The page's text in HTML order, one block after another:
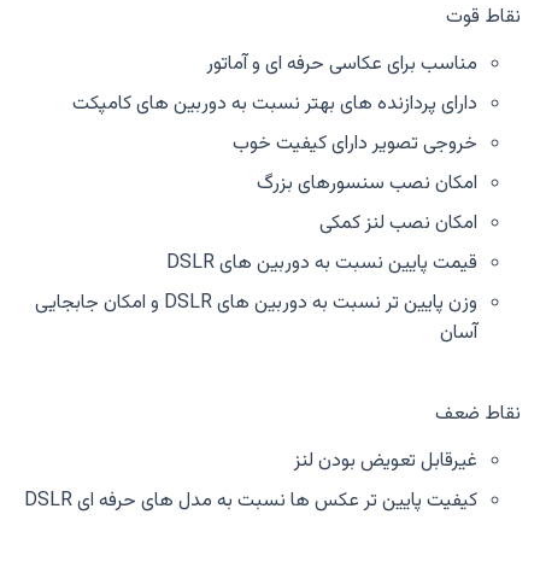
نقاط قوت
مناسب برای عکاسی حرفه ای و آماتور
دارای پردازنده های بهتر نسبت به دوربین های کامپکت
خروجی تصویر دارای کیفیت خوب
امکان نصب سنسورهای بزرگ
امکان نصب لنز کمکی
قیمت پایین نسبت به دوربین های DSLR
وزن پایین تر نسبت به دوربین های DSLR و امکان جابجایی
آسان
نقاط ضعف
غیرقابل تعویض بودن لنز
کیفیت پایین تر عکس ها نسبت به مدل های حرفه ای DSLR